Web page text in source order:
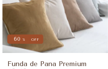
60 % OFF
Funda de Pana Premium